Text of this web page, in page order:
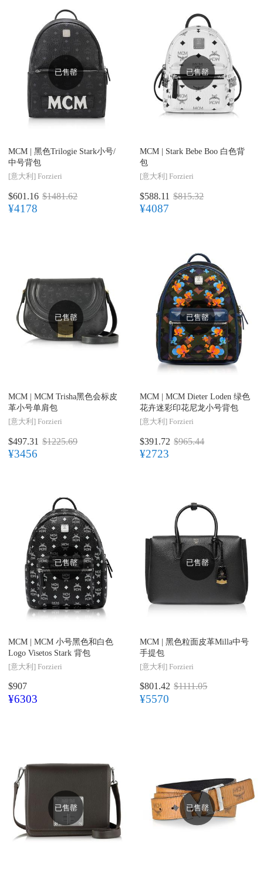
已售罄
MCM | 黑色Trilogie Stark小号/
中号背包
[意大利] Forzieri
$601.16 $1481.62
¥4178
已售罄
MCM | Stark Bebe Boo 白色背
包
[意大利] Forzieri
$588.11 $815.32
¥4087
已售罄
MCM | MCM Trisha黑色会标皮
革小号单肩包
[意大利] Forzieri
$497.31 $1225.69
¥3456
已售罄
MCM | MCM Dieter Loden 绿色
花卉迷彩印花尼龙小号背包
[意大利] Forzieri
$391.72 $965.44
¥2723
已售罄
MCM | MCM 小号黑色和白色
Logo Visetos Stark 背包
[意大利] Forzieri
$907
¥6303
已售罄
MCM | 黑色粒面皮革Milla中号
手提包
[意大利] Forzieri
$801.42 $1111.05
¥5570
已售罄 已售罄